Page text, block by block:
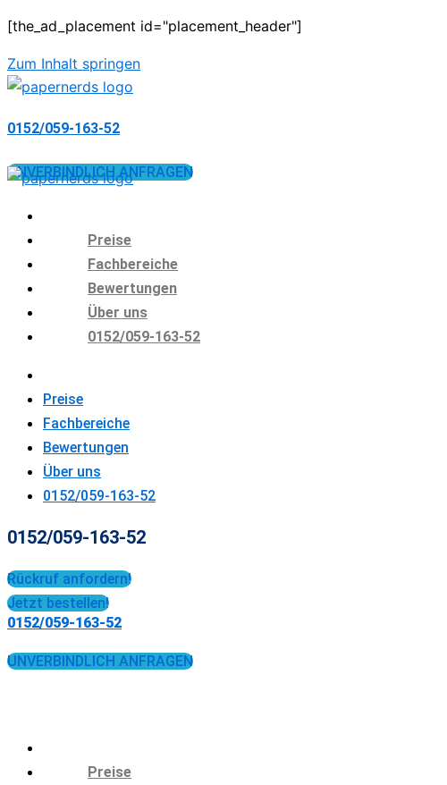
[the_ad_placement id="placement_header"]
Zum Inhalt springen
0152/059-163-52
UNVERBINDLICH ANFRAGEN
Preise
Fachbereiche
Bewertungen
Über uns
0152/059-163-52
Preise
Fachbereiche
Bewertungen
Über uns
0152/059-163-52
0152/059-163-52
Rückruf anfordern!
Jetzt bestellen!
0152/059-163-52
UNVERBINDLICH ANFRAGEN
Preise